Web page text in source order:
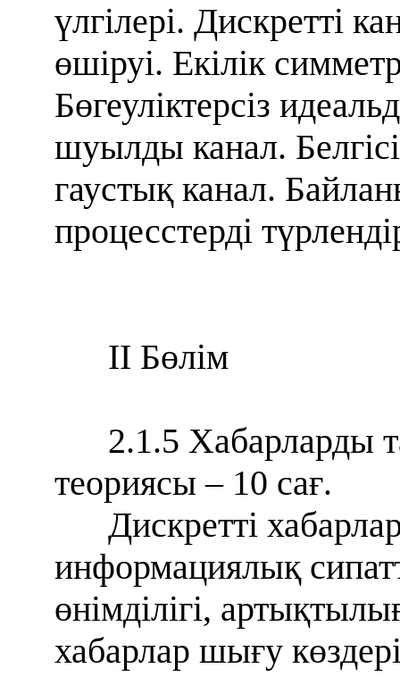
үлгілері. Дискретті
өшіруі. Екілік
Бөгеуліктерсіз
шуылды канал.
гаустық канал.
процесстерді
II Бөлім
2.1.5 Хабарларды
теориясы – 10 сағ.
Дискретті
информациялық
өнімділігі,
хабарлар шығу